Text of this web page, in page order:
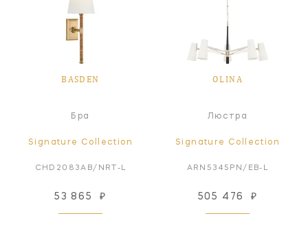
BASDEN
Бра
Signature Collection
CHD2083AB/NRT-L
53 865 ₽
OLINA
Люстра
Signature Collection
ARN5345PN/EB-L
505 476 ₽